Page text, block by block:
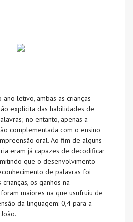
letivo, ambas as crianças
explícita das habilidades de
no entanto, apenas a
complementada com o ensino
oral. Ao fim de alguns
eram já capazes de decodificar
que o desenvolvimento
de palavras foi
os ganhos na
maiores na que usufruiu de
da linguagem: 0,4 para a